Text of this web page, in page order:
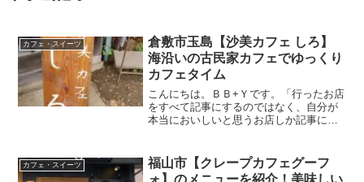
カフェ・スイーツ
倉敷市玉島【沙美カフェ しろ】
海沿いの古民家カフェでゆっくり
カフェタイム
こんにちは。ＢＢ+Ｙです。「行ったお店
をすべて記事にするのではなく、自分が
本当においしいと思うお店しか記事にし
お店まで行ったけど待ち人が多くて断念
していました。今回は...
カフェ・スイーツ
福山市【クレープカフェグーフ
ォ】のメニューを紹介！美味しい